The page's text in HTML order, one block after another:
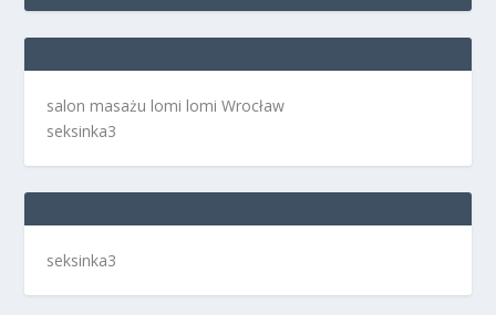
salon masażu lomi lomi Wrocław
seksinka3
seksinka3